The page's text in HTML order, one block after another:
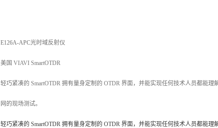
E126A-APC光时域反射仪
美国 VIAVI SmartOTDR
轻巧紧凑的 SmartOTDR 拥有量身定制的 OTDR 界面，并能实现任何技术人员都能
网的现场测试。
轻巧紧凑的 SmartOTDR 拥有量身定制的 OTDR 界面，并能实现任何技术人员都能